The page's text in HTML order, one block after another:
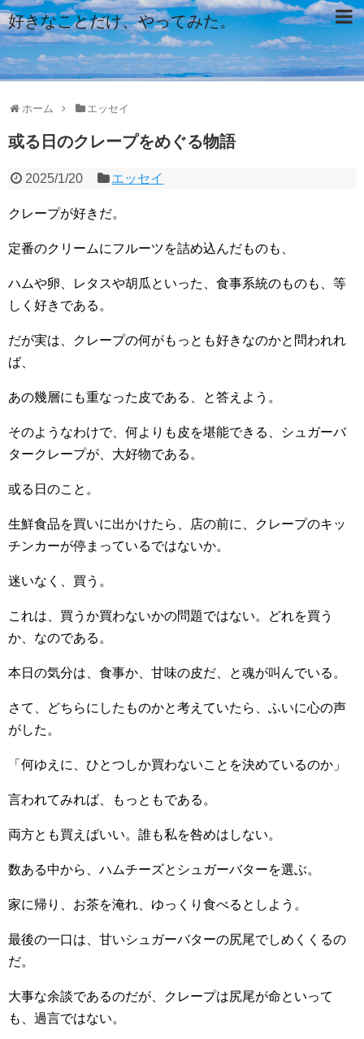
好きなことだけ、やってみた。
ホーム エッセイ
或る日のクレープをめぐる物語
2025/1/20 エッセイ
クレープが好きだ。
定番のクリームにフルーツを詰め込んだものも、
ハムや卵、レタスや胡瓜といった、食事系統のものも、等
しく好きである。
だが実は、クレープの何がもっとも好きなのかと問われれ
ば、
あの幾層にも重なった皮である、と答えよう。
そのようなわけで、何よりも皮を堪能できる、シュガーバ
タークレープが、大好物である。
或る日のこと。
生鮮食品を買いに出かけたら、店の前に、クレープのキッ
チンカーが停まっているではないか。
迷いなく、買う。
これは、買うか買わないかの問題ではない。どれを買う
か、なのである。
本日の気分は、食事か、甘味の皮だ、と魂が叫んでいる。
さて、どちらにしたものかと考えていたら、ふいに心の声
がした。
「何ゆえに、ひとつしか買わないことを決めているのか」
言われてみれば、もっともである。
両方とも買えばいい。誰も私を咎めはしない。
数ある中から、ハムチーズとシュガーバターを選ぶ。
家に帰り、お茶を淹れ、ゆっくり食べるとしよう。
最後の一口は、甘いシュガーバターの尻尾でしめくくるの
だ。
大事な余談であるのだが、クレープは尻尾が命といって
も、過言ではない。